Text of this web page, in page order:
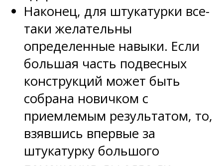
Наконец, для штукатурки все-
таки желательны
определенные навыки. Если
большая часть подвесных
конструкций может быть
собрана новичком с
приемлемым результатом, то,
взявшись впервые за
штукатурку большого